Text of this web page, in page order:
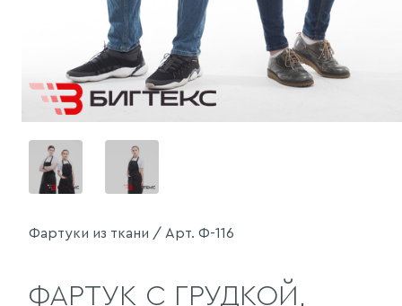
Фартуки из ткани / Арт. Ф-116
ФАРТУК С ГРУДКОЙ,